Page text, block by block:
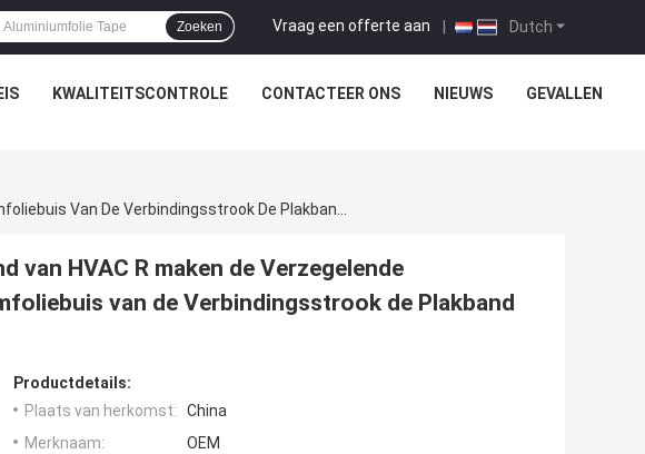
Dutch
Vraag een offerte aan |
Zoeken
KWALITEITSCONTROLE CONTACTEER ONS NIEUWS GEVALLEN
van HVAC R maken de Verzegelende
van de Verbindingsstrook de Plakband
Productdetails:
Plaats van herkomst:
China
Merknaam:
OEM